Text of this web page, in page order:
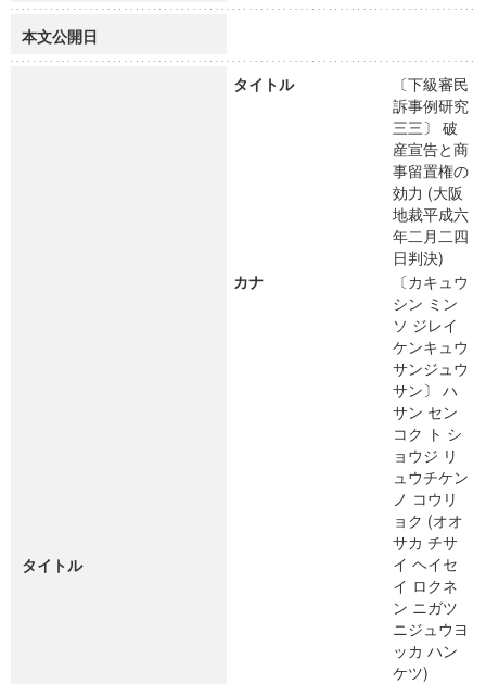
本文公開日
タイトル
タイトル
〔下級審民
訴事例研究
三三〕 破
産宣告と商
事留置権の
効力 (大阪
地裁平成六
年二月二四
日判決)
カナ
〔カキュウ
シン ミン
ソ ジレイ
ケンキュウ
サンジュウ
サン〕 ハ
サン セン
コク ト シ
ョウジ リ
ュウチケン
ノ コウリ
ョク (オオ
サカ チサ
イ ヘイセ
イ ロクネ
ン ニガツ
ニジュウヨ
ッカ ハン
ケツ)